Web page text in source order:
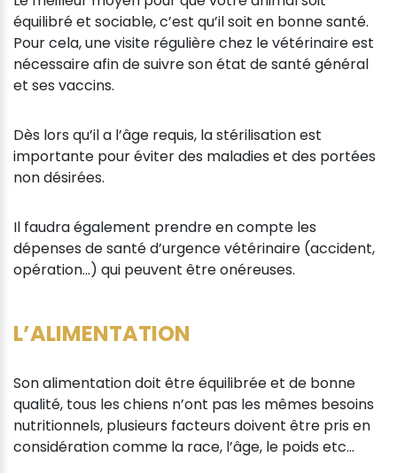
équilibré et sociable, c’est qu’il soit en bonne santé.
Pour cela, une visite régulière chez le vétérinaire est
nécessaire afin de suivre son état de santé général
et ses vaccins.
Dès lors qu’il a l’âge requis, la stérilisation est
importante pour éviter des maladies et des portées
non désirées.
Il faudra également prendre en compte les
dépenses de santé d’urgence vétérinaire (accident,
opération…) qui peuvent être onéreuses.
L’ALIMENTATION
Son alimentation doit être équilibrée et de bonne
qualité, tous les chiens n’ont pas les mêmes besoins
nutritionnels, plusieurs facteurs doivent être pris en
considération comme la race, l’âge, le poids etc…